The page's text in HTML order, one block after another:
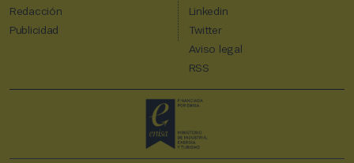
Redacción
Publicidad
Linkedin
Twitter
Aviso legal
RSS